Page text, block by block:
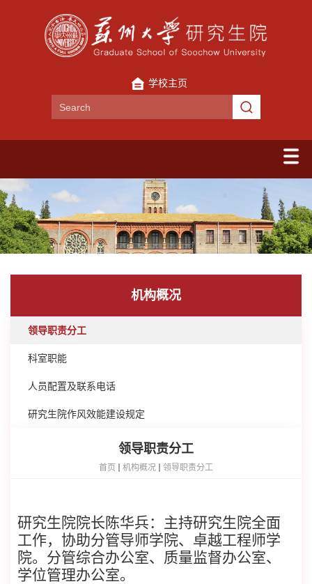
学校主页
机构概况
领导职责分工
科室职能
人员配置及联系电话
研究生院作风效能建设规定
领导职责分工
首页 机构概况 领导职责分工
研究生院院长陈华兵：主持研究生院全面
工作，协助分管导师学院、卓越工程师学
院。分管综合办公室、质量监督办公室、
学位管理办公室。